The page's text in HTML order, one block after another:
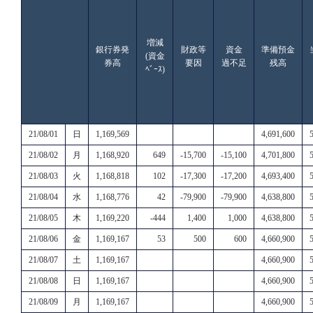
銀行券発
券高
増減
(資金
ﾍﾞｰｽ)
財政等
要因
資金
過不足
準備預金
残高
21/08/01 日 1,169,569 4,691,600
21/08/02 月 1,168,920 649 -15,700 -15,100 4,701,800
21/08/03 火 1,168,818 102 -17,300 -17,200 4,693,400
21/08/04 水 1,168,776 42 -79,900 -79,900 4,638,800
21/08/05 木 1,169,220 -444 1,400 1,000 4,638,800
21/08/06 金 1,169,167 53 500 600 4,660,900
21/08/07 土 1,169,167 4,660,900
21/08/08 日 1,169,167 4,660,900
21/08/09 月 1,169,167 4,660,900